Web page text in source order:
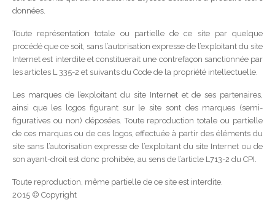
données.
Toute représentation totale ou partielle de ce site par quelque
procédé que ce soit, sans l’autorisation expresse de l’exploitant du site
Internet est interdite et constituerait une contrefaçon sanctionnée par
les articles L 335-2 et suivants du Code de la propriété intellectuelle.
Les marques de l’exploitant du site Internet et de ses partenaires,
ainsi que les logos figurant sur le site sont des marques (semi-
figuratives ou non) déposées. Toute reproduction totale ou partielle
de ces marques ou de ces logos, effectuée à partir des éléments du
site sans l’autorisation expresse de l’exploitant du site Internet ou de
son ayant-droit est donc prohibée, au sens de l’article L713-2 du CPI.
Toute reproduction, même partielle de ce site est interdite.
2015 © Copyright